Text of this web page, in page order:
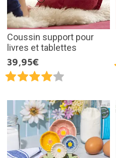
Coussin support pour
livres et tablettes
39,95€